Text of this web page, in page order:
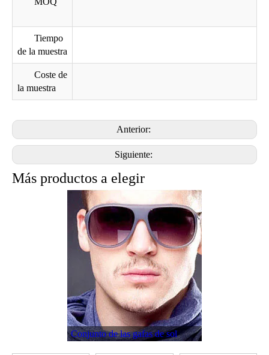
Impresión Digital gafas de sol del metal caso con cualquier patrones I6163
Gafas de sol de metal caso I6136
Tiempo
de la muestra
Coste de
la muestra
Anterior:
Siguiente:
Más productos a elegir
Conjunto de las gafas de sol